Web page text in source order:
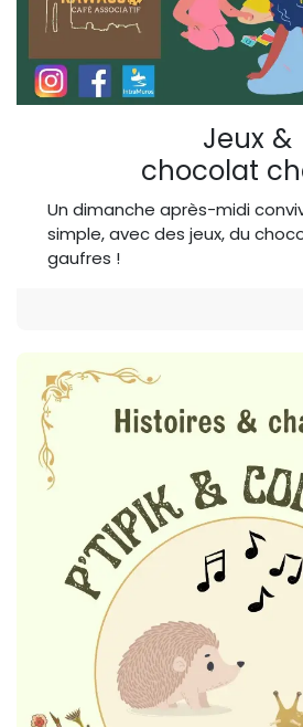
Jeux &
chocolat
Un dimanche après-midi
simple, avec des jeux, du
gaufres !